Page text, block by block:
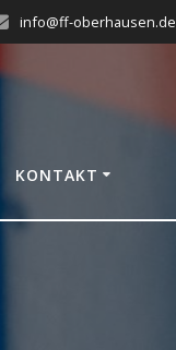
info@ff-oberhausen.de
KONTAKT